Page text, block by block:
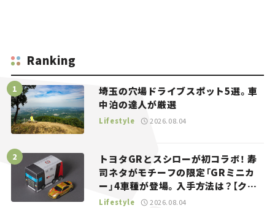
Ranking
埼玉の穴場ドライブスポット5選。車
中泊の達人が厳選
Lifestyle 2026.08.04
トヨタGRとスシローが初コラボ！ 寿
司ネタがモチーフの限定「GRミニカ
ー」4車種が登場。入手方法は？【クル
マとホビー】
Lifestyle 2026.08.04